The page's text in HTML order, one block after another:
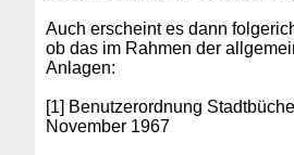
Auch erscheint es dann
ob das im Rahmen der
Anlagen:
[1] Benutzerordnung
November 1967